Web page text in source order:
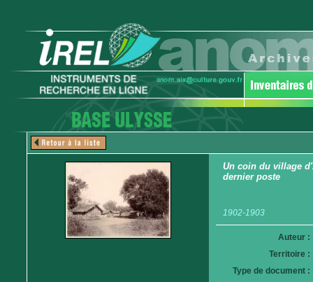
Un coin du village
dernier poste
1902-1903
Auteur :
Territoire :
Type de document :